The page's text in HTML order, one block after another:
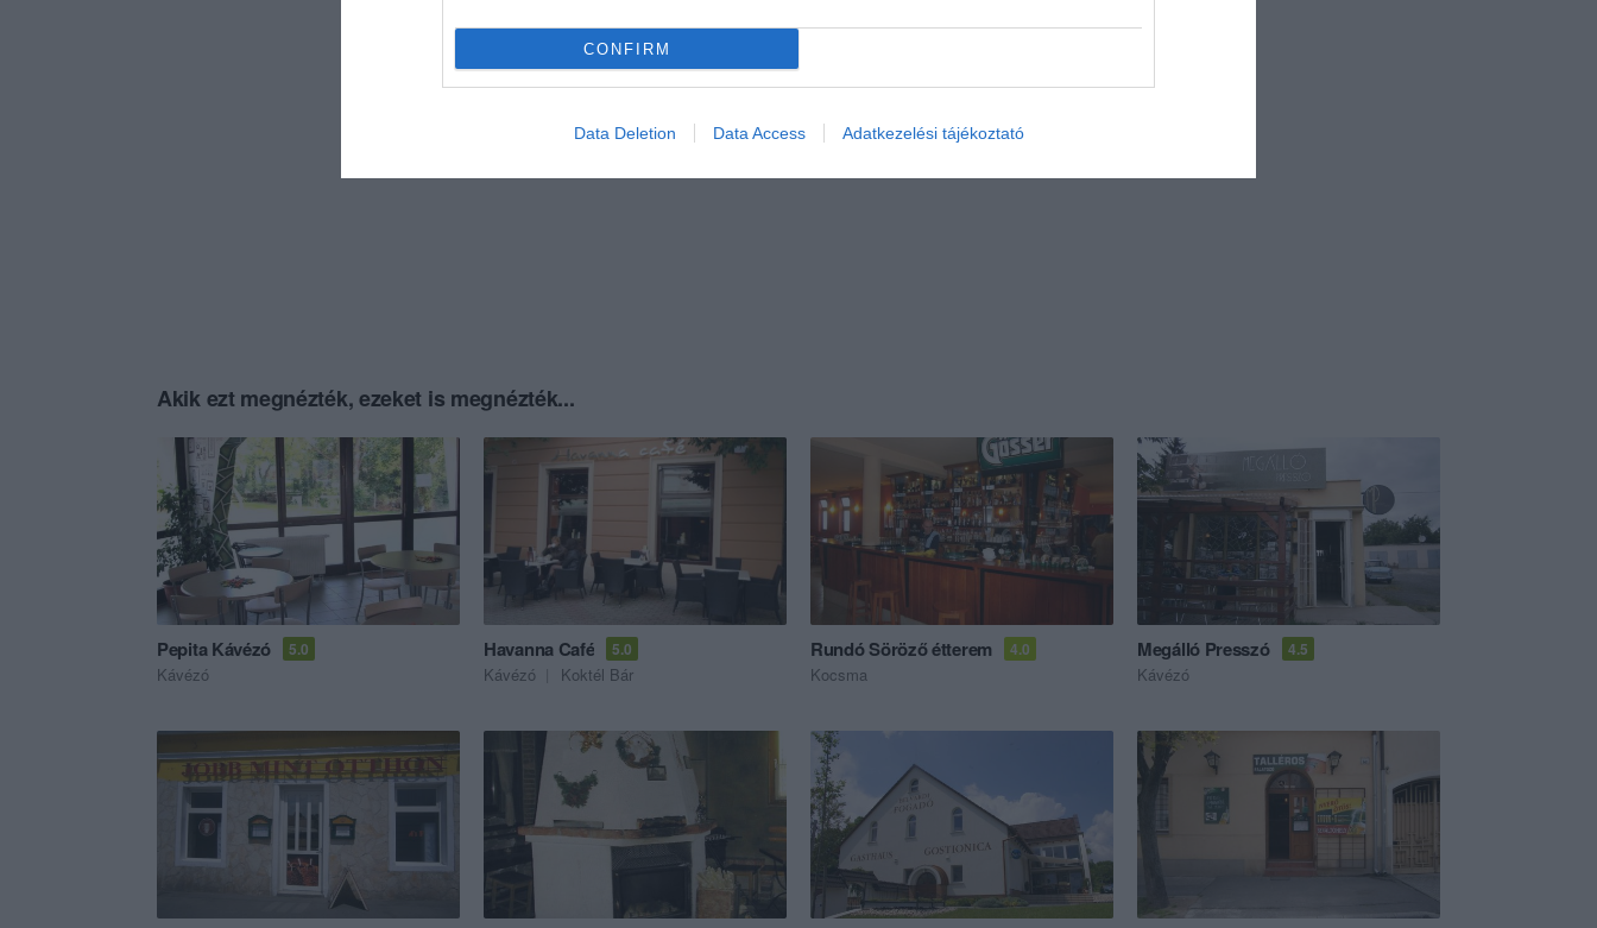
CONFIRM
Data Deletion Data Access Adatkezelési tájékoztató
Akik ezt megnézték, ezeket is megnézték...
Pepita Kávézó 5.0
Kávézó
Havanna Café 5.0
Kávézó Koktél Bár
Rundó Söröző étterem 4.0
Kocsma
Megálló Presszó 4.5
Kávézó